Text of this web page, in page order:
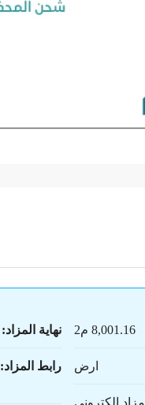
8,001.16 م2
ارض
مزاد الكتروني
نهاية المزاد:
رابط المزاد: